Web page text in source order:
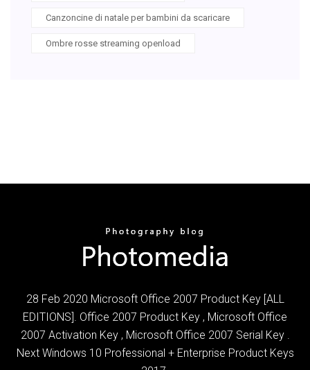
Canzoncine di natale per bambini da scaricare
Ombre rosse streaming openload
28 Feb 2020 Microsoft Office 2007 Product Key [ALL
EDITIONS]. Office 2007 Product Key , Microsoft Office
2007 Activation Key , Microsoft Office 2007 Serial Key .
Next Windows 10 Professional + Enterprise Product Keys